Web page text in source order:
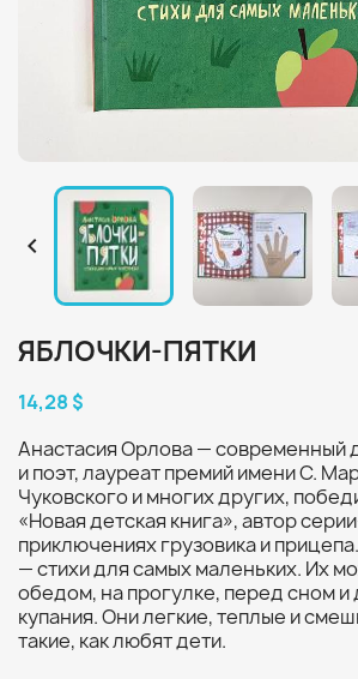

ЯБЛОЧКИ-ПЯТКИ
14,28 $
Анастасия Орлова — современный
и поэт, лауреат премий имени С.
Чуковского и многих других,
«Новая детская книга», автор
приключениях грузовика и
— стихи для самых маленьких. Их
обедом, на прогулке, перед сном и
купания. Они легкие, теплые и
такие, как любят дети.